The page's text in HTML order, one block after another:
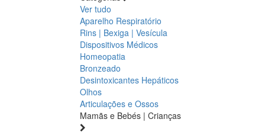
Ver tudo
Aparelho Respiratório
Rins | Bexiga | Vesícula
Dispositivos Médicos
Homeopatia
Bronzeado
Desintoxicantes Hepáticos
Olhos
Articulações e Ossos
Mamãs e Bebés | Crianças